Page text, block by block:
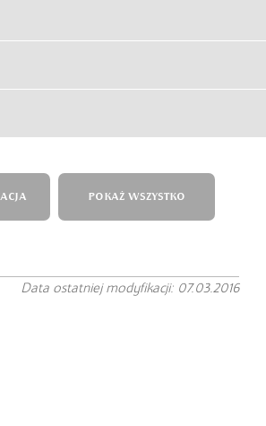
POKAŻ WSZYSTKO
Data ostatniej modyfikacji: 07.03.2016